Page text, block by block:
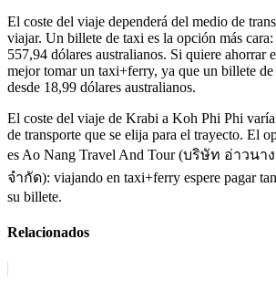
El coste del viaje dependerá del medio de
viajar. Un billete de taxi es la opción más cara:
557,94 dólares australianos. Si quiere ahorrar
mejor tomar un taxi+ferry, ya que un billete
desde 18,99 dólares australianos.
El coste del viaje de Krabi a Koh Phi Phi
de transporte que se elija para el trayecto. El
es Ao Nang Travel And Tour (บริษัท อ่าวน
จำกัด): viajando en taxi+ferry espere pagar
su billete.
Relacionados